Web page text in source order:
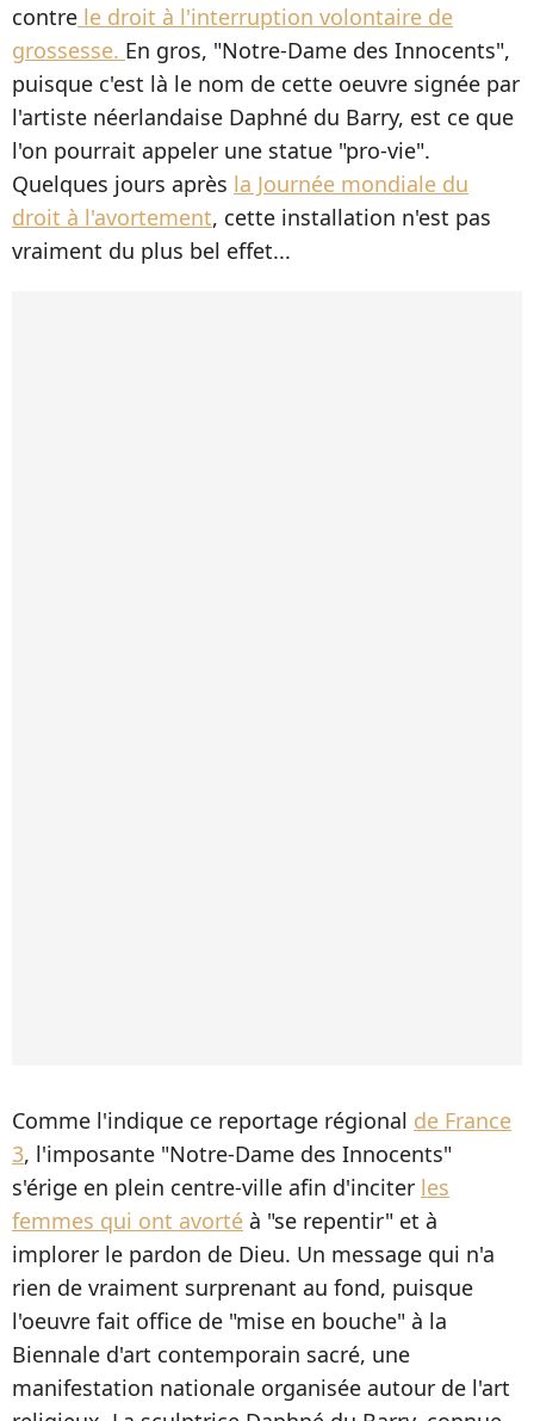
contre le droit à l'interruption volontaire de
grossesse. En gros, "Notre-Dame des Innocents",
puisque c'est là le nom de cette oeuvre signée par
l'artiste néerlandaise Daphné du Barry, est ce que
l'on pourrait appeler une statue "pro-vie".
Quelques jours après la Journée mondiale du
droit à l'avortement, cette installation n'est pas
vraiment du plus bel effet...
Comme l'indique ce reportage régional de France
3, l'imposante "Notre-Dame des Innocents"
s'érige en plein centre-ville afin d'inciter les
femmes qui ont avorté à "se repentir" et à
implorer le pardon de Dieu. Un message qui n'a
rien de vraiment surprenant au fond, puisque
l'oeuvre fait office de "mise en bouche" à la
Biennale d'art contemporain sacré, une
manifestation nationale organisée autour de l'art